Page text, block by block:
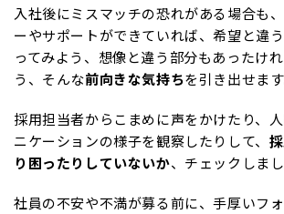
入社後にミスマッチの恐れがある場合も
ーやサポートができていれば、希望と違
ってみよう、想像と違う部分もあったけ
う、そんな前向きな気持ちを引き出せます
採用担当者からこまめに声をかけたり、
ニケーションの様子を観察したりして、
り困ったりしていないか、チェックしまし
社員の不安や不満が募る前に、手厚いフ